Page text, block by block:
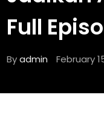
Full
Byadmin February